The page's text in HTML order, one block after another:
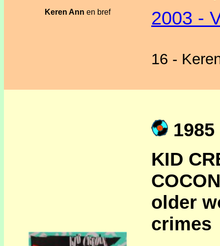
Keren Ann en bref
2003 -
16 -
1985
KID
older
crimes